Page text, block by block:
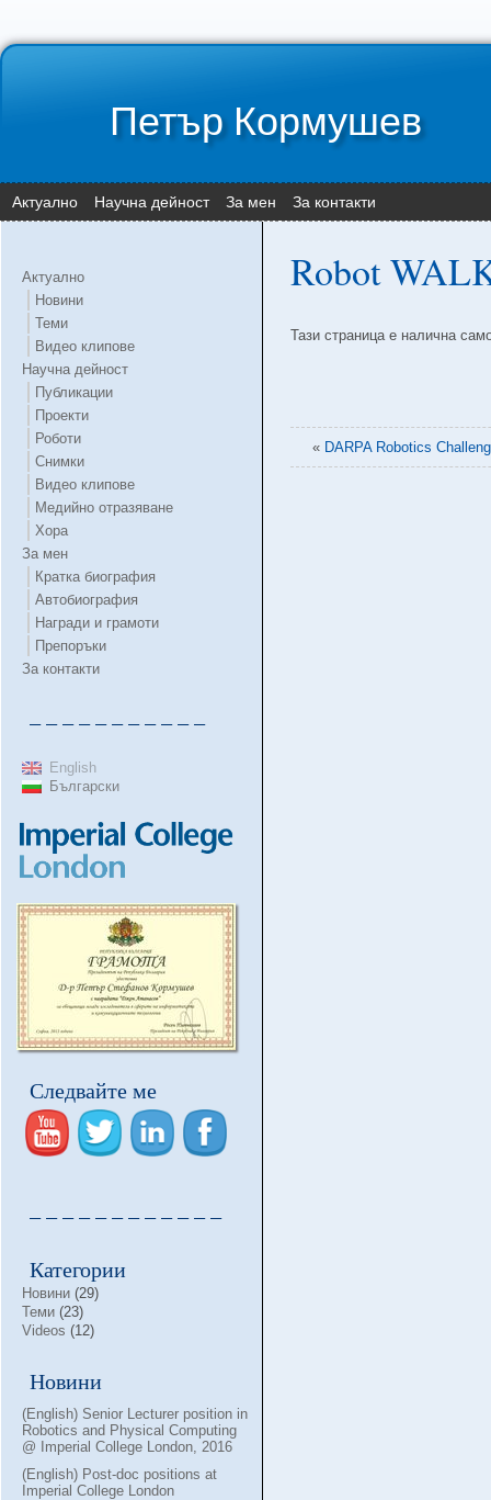
Петър Кормушев
Актуално Научна дейност За мен За контакти
Актуално
Новини
Теми
Видео клипове
Научна дейност
Публикации
Проекти
Роботи
Снимки
Видео клипове
Медийно отразяване
Хора
За мен
Кратка биография
Автобиография
Награди и грамоти
Препоръки
За контакти
– – – – – – – – – – –
English
Български
Следвайте ме
– – – – – – – – – – – –
Категории
Новини (29)
Теми (23)
Videos (12)
Новини
(English) Senior Lecturer position in
Robotics and Physical Computing
@ Imperial College London, 2016
(English) Post-doc positions at
Imperial College London
Robot
Тази страница е налична
« DARPA Robotics